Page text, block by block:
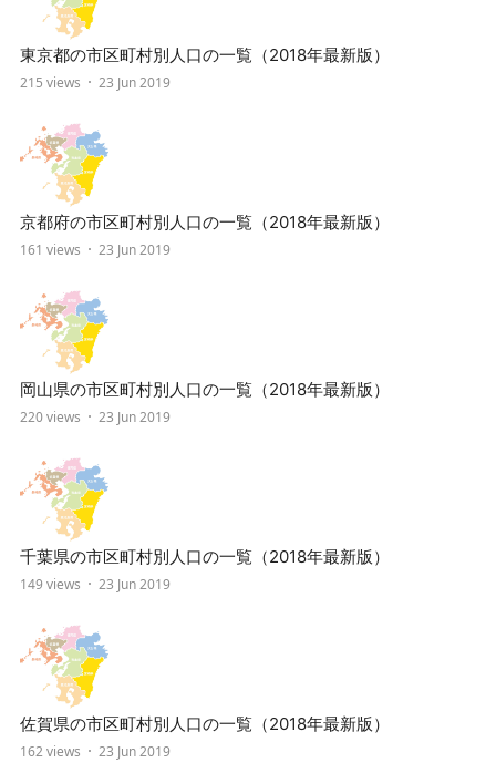
東京都の市区町村別人口の一覧（2018年最新版）
215 views 23 Jun 2019
京都府の市区町村別人口の一覧（2018年最新版）
161 views 23 Jun 2019
岡山県の市区町村別人口の一覧（2018年最新版）
220 views 23 Jun 2019
千葉県の市区町村別人口の一覧（2018年最新版）
149 views 23 Jun 2019
佐賀県の市区町村別人口の一覧（2018年最新版）
162 views 23 Jun 2019